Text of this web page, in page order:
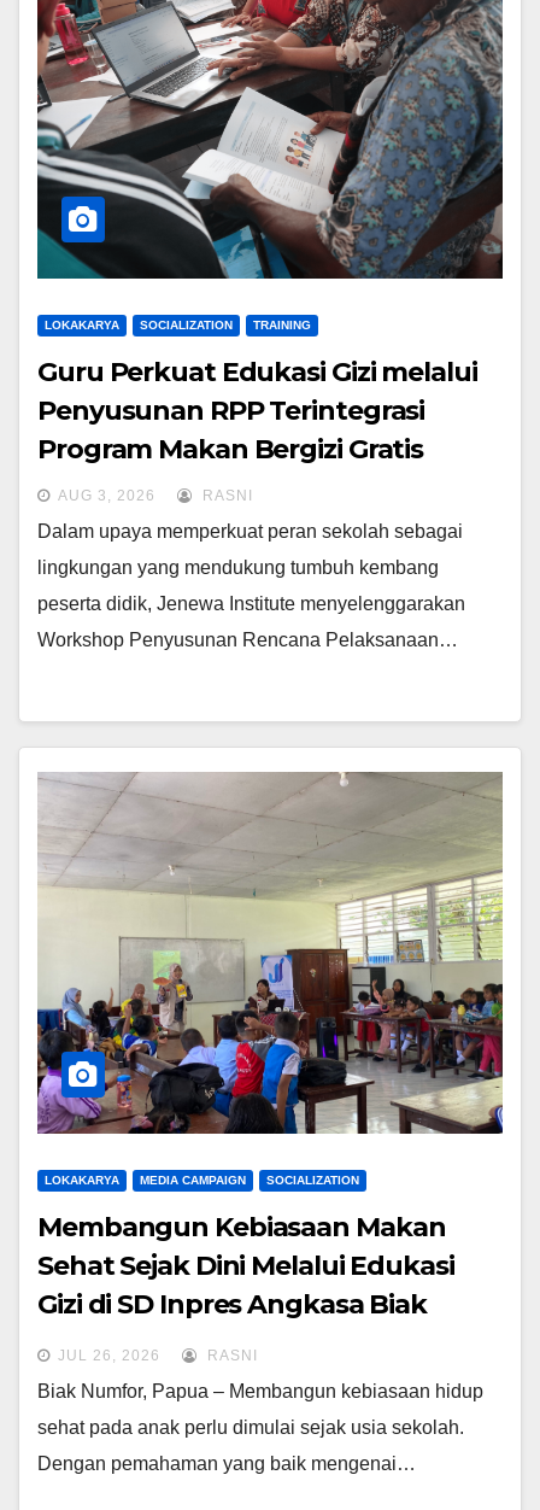
LOKAKARYA SOCIALIZATION TRAINING
Guru Perkuat Edukasi Gizi melalui
Penyusunan RPP Terintegrasi
Program Makan Bergizi Gratis
AUG 3, 2026 RASNI
Dalam upaya memperkuat peran sekolah sebagai
lingkungan yang mendukung tumbuh kembang
peserta didik, Jenewa Institute menyelenggarakan
Workshop Penyusunan Rencana Pelaksanaan…
LOKAKARYA MEDIA CAMPAIGN SOCIALIZATION
Membangun Kebiasaan Makan
Sehat Sejak Dini Melalui Edukasi
Gizi di SD Inpres Angkasa Biak
Numfor
JUL 26, 2026 RASNI
Biak Numfor, Papua – Membangun kebiasaan hidup
sehat pada anak perlu dimulai sejak usia sekolah.
Dengan pemahaman yang baik mengenai…